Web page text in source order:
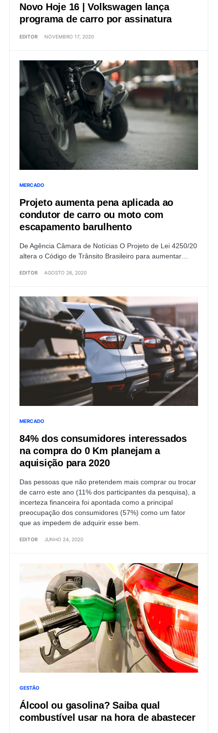
Novo Hoje 16 | Volkswagen lança
programa de carro por assinatura
EDITOR NOVEMBRO 17, 2020
MERCADO
Projeto aumenta pena aplicada ao
condutor de carro ou moto com
escapamento barulhento
De Agência Câmara de Notícias O Projeto de Lei 4250/20
altera o Código de Trânsito Brasileiro para aumentar…
EDITOR AGOSTO 26, 2020
MERCADO
84% dos consumidores interessados
na compra do 0 Km planejam a
aquisição para 2020
Das pessoas que não pretendem mais comprar ou trocar
de carro este ano (11% dos participantes da pesquisa), a
incerteza financeira foi apontada como a principal
preocupação dos consumidores (57%) como um fator
que as impedem de adquirir esse bem.
EDITOR JUNHO 24, 2020
GESTÃO
Álcool ou gasolina? Saiba qual
combustível usar na hora de abastecer